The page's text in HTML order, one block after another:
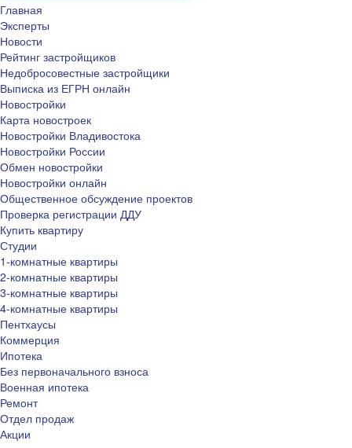
Главная
Эксперты
Новости
Рейтинг застройщиков
Недобросовестные застройщики
Выписка из ЕГРН онлайн
Новостройки
Карта новостроек
Новостройки Владивостока
Новостройки России
Обмен новостройки
Новостройки онлайн
Общественное обсуждение проектов
Проверка регистрации ДДУ
Купить квартиру
Студии
1-комнатные квартиры
2-комнатные квартиры
3-комнатные квартиры
4-комнатные квартиры
Пентхаусы
Коммерция
Ипотека
Без первоначального взноса
Военная ипотека
Ремонт
Отдел продаж
Акции